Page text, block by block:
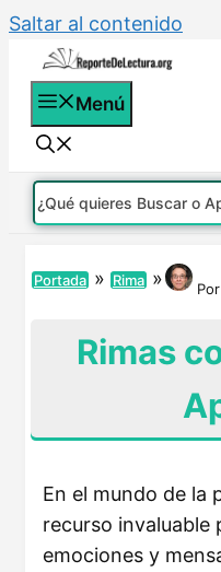
Saltar al contenido
Menú
Portada » Rima » Por
Rimas
En el mundo de la
recurso invaluable
emociones y